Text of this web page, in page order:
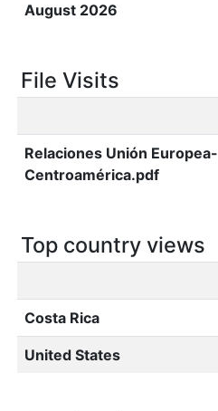
August 2026
File Visits
Relaciones Unión Europea-
Centroamérica.pdf
Top country views
Costa Rica
United States